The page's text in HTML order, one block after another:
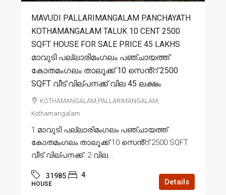
MAVUDI PALLARIMANGALAM PANCHAYATH
KOTHAMANGALAM TALUK 10 CENT 2500
SQFT HOUSE FOR SALE PRICE 45 LAKHS
മാവുടി പല്ലാരിമംഗലം പഞ്ചായത്ത്
കോതമംഗലം താലൂക്ക് 10 സെൻ്റ് 2500
SQFT വീട് വില്പനക്ക് വില 45 ലക്ഷം
KOTHAMANGALAM,PALLARIMANGALAM,
Kothamangalam
1.മാവുടി പല്ലാരിമംഗലം പഞ്ചായത്ത്
കോതമംഗലം താലൂക്ക് 10 സെൻ്റ് 2500 SQFT
വീട് വില്പനക്ക്. 2.വില...
31985 4
HOUSE Details